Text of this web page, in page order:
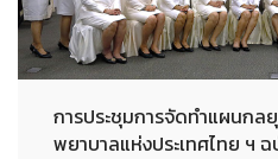
การประชุมการจัดทำแผนก
พยาบาลแห่งประเทศไทย ฯ